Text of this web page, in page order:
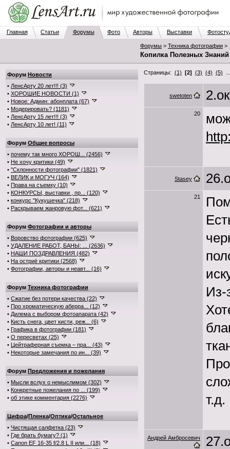
Главная Статьи Форумы Фото Авторы Выставки
Форумы > Техника фотографии >
Копилка Полезных Знаний
Форум Новости
• ЛенсАрту 20 лет!!! (3)
• ХОРОШИЕ НОВОСТИ (1)
• Новое: Админ: абонплата (67)
• Модерировать? (1181)
• ЛенсАрту 15 лет!!! (3)
• ЛенсАрту 10 лет! (11)
Форум Общие вопросы
• почему так много ХОРОШ... (2456)
• Не хочу критики (49)
• "Склонности фотографии" (1821)
• ВЕЛИК и МОГУЧ (164)
• Права на съемку (10)
• КОНКУРСЫ, выставки , пр... (120)
• конкурс "Кукушечка" (218)
• Раскрываем жанровую фот... (621)
Форум Фотографии и авторы
• Воровство фотографии (625)
• УДАЛЕНИЕ РАБОТ, БАНЫ: ... (2636)
• НАШИ ПОЗДРАВЛЕНИЯ (482)
• На остриё критики (2568)
• Фотографии, авторы и неавт... (16)
Форум Техника фотографии
• Сжатие без потери качества (22)
• Про хроматическую аберра... (12)
• Дилема с выбором фотоапарата (42)
• Кисть снега, цвет кисти, реж... (6)
• Графика в фотографии (181)
• О пересветах (25)
• Цейтраферная съемка – пра... (43)
• Некоторые замечания по ин... (39)
Форум Предложения и пожелания
• Мысли вслух о немыслимом (302)
• Конкретные пожелания по ... (199)
• об этике комментария (2276)
Цифра/Пленка/Оптика/Остальное
• Чистящая салфетка (23)
• Где брать бумагу? (1)
• Canon EF 16-35 f/2.8 L II или... (18)
Страницы: (1) [2] (3) (4) (5)
swetoten
20
Stasey
21
Из-
Андрей Амбросевич